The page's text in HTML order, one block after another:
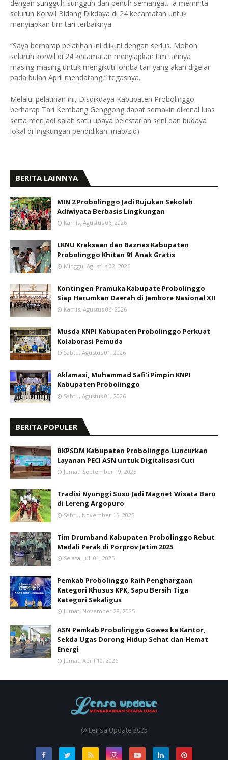
dengan sungguh-sungguh dan penuh semangat. Ia meminta
seluruh Korwil Bidang Dikdaya di 24 kecamatan untuk
menyiapkan tim tari terbaiknya.
“Saya berharap pelatihan ini diikuti dengan serius. Mohon
seluruh korwil di 24 kecamatan menyiapkan tim tarinya
masing-masing untuk mengikuti lomba tari yang akan digelar
pada bulan April mendatang,” tegasnya.
Melalui pelatihan ini, Disdikdaya Kabupaten Probolinggo
berharap Tari Kembang Genggong dapat semakin dikenal luas
serta menjadi salah satu upaya pelestarian seni dan budaya
lokal di lingkungan pendidikan. (nab/zid)
BERITA LAINNYA
MIN 2 Probolinggo Jadi Rujukan Sekolah
Adiwiyata Berbasis Lingkungan
Kamis, Agustus 06, 2026
LKNU Kraksaan dan Baznas Kabupaten
Probolinggo Khitan 91 Anak Gratis
Minggu, Agustus 02, 2026
Kontingen Pramuka Kabupate Probolinggo
Siap Harumkan Daerah di Jambore Nasional XII
Kamis, Agustus 06, 2026
Musda KNPI Kabupaten Probolinggo Perkuat
Kolaborasi Pemuda
Sabtu, Agustus 01, 2026
Aklamasi, Muhammad Safi'i Pimpin KNPI
Kabupaten Probolinggo
Sabtu, Agustus 01, 2026
BERITA POPULER
BKPSDM Kabupaten Probolinggo Luncurkan
Layanan PECI ASN untuk Digitalisasi Cuti
Jumat, September 19, 2025
Tradisi Nyunggi Susu Jadi Magnet Wisata Baru
di Lereng Argopuro
Sabtu, November 15, 2025
Tim Drumband Kabupaten Probolinggo Rebut
Medali Perak di Porprov Jatim 2025
Selasa, Juli 01, 2025
Pemkab Probolinggo Raih Penghargaan
Kategori Khusus KPK, Sapu Bersih Tiga
Kategori Sekaligus
Jumat, November 28, 2025
ASN Pemkab Probolinggo Gowes ke Kantor,
Sekda Ugas Dorong Hidup Sehat dan Hemat
Energi
Jumat, April 10, 2026
@ Lensa Update 2025